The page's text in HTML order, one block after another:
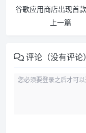
上一篇
评论（没有评论）